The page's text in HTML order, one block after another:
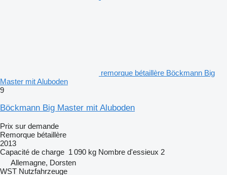
remorque bétaillère Böckmann Big
Master mit Aluboden
9
Böckmann Big Master mit Aluboden
Prix sur demande
Remorque bétaillère
2013
Capacité de charge 1 090 kg Nombre d'essieux 2
Allemagne, Dorsten
WST Nutzfahrzeuge